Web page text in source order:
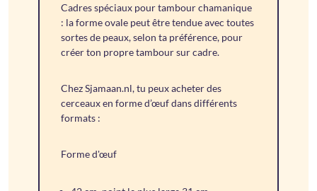
Cadres spéciaux pour tambour chamanique
: la forme ovale peut être tendue avec toutes
sortes de peaux, selon ta préférence, pour
créer ton propre tambour sur cadre.
Chez Sjamaan.nl, tu peux acheter des
cerceaux en forme d’œuf dans différents
formats :
Forme d'œuf